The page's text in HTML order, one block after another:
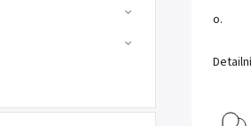
o.